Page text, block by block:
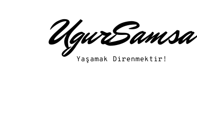
UgurSamsa
Yaşamak Direnmektir!